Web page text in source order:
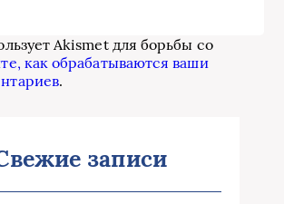
Akismet для борьбы со
как обрабатываются ваши
.
записи